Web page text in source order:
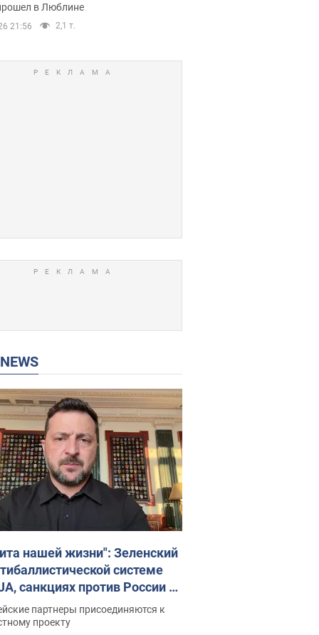
в Люблине
21:56 2,1 т.
NEWS
нашей жизни": Зеленский
системе
санкциях против России и
аграриев. Видео
партнеры присоединяются к
проекту